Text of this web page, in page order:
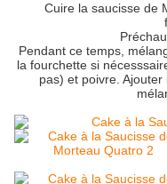
Cuire la saucisse de
Pendant ce temps,
la fourchette si
pas) et poivre.